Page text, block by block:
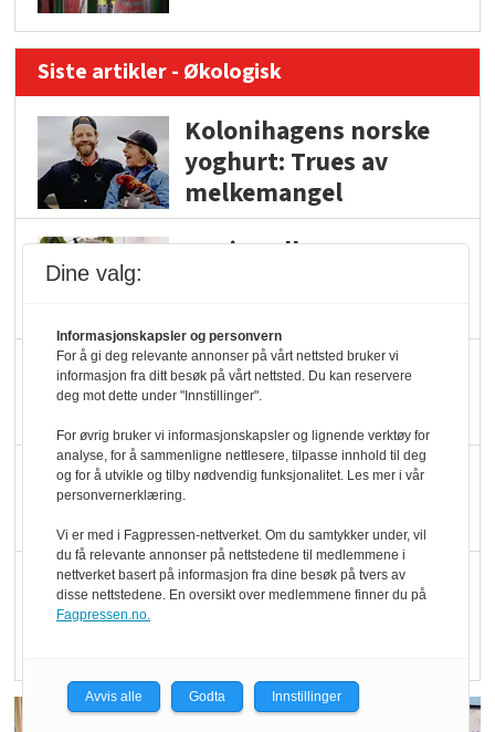
Siste artikler - Økologisk
Kolonihagens norske
yoghurt: Trues av
melkemangel
Marit Kolby vant
Blir enklere å velge
økologisk i butikkhylla
Kolonihagen sliter
med å få tak i nok melk
Rapport: Økokundene
Dine valg:
Informasjonskapsler og personvern
For å gi deg relevante annonser på vårt nettsted bruker vi
informasjon fra ditt besøk på vårt nettsted. Du kan reservere
deg mot dette under "Innstillinger".
For øvrig bruker vi informasjonskapsler og lignende verktøy for
analyse, for å sammenligne nettlesere, tilpasse innhold til deg
og for å utvikle og tilby nødvendig funksjonalitet. Les mer i vår
personvernerklæring.
Vi er med i Fagpressen-nettverket. Om du samtykker under, vil
du få relevante annonser på nettstedene til medlemmene i
nettverket basert på informasjon fra dine besøk på tvers av
disse nettstedene. En oversikt over medlemmene finner du på
Fagpressen.no.
Avvis alle Godta Innstillinger